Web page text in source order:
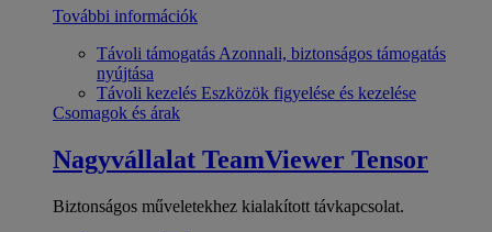
További információk
Távoli támogatás Azonnali, biztonságos támogatás
nyújtása
Távoli kezelés Eszközök figyelése és kezelése
Csomagok és árak
Nagyvállalat TeamViewer Tensor
Biztonságos műveletekhez kialakított távkapcsolat.